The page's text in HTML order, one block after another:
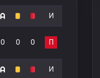
И
0 0 0 П
И